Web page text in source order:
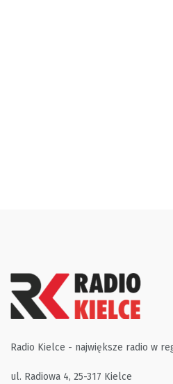
Radio Kielce - największe radio w
ul. Radiowa 4, 25-317 Kielce